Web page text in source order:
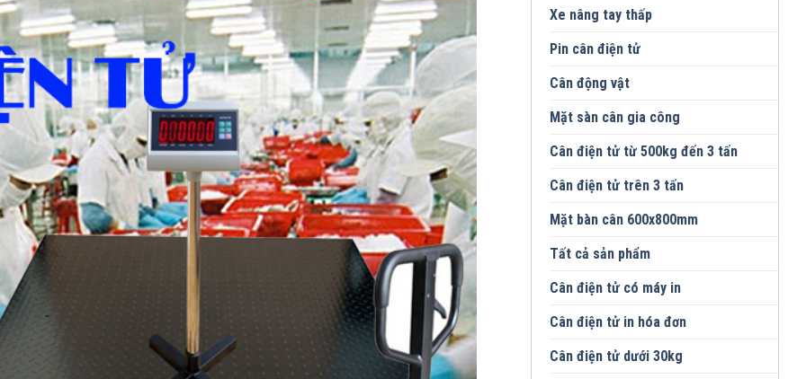
Xe nâng tay thấp
Pin cân điện tử
Cân động vật
Mặt sàn cân gia công
Cân điện tử từ 500kg đến 3 tấn
Cân điện tử trên 3 tấn
Mặt bàn cân 600x800mm
Tất cả sản phẩm
Cân điện tử có máy in
Cân điện tử in hóa đơn
Cân điện tử dưới 30kg